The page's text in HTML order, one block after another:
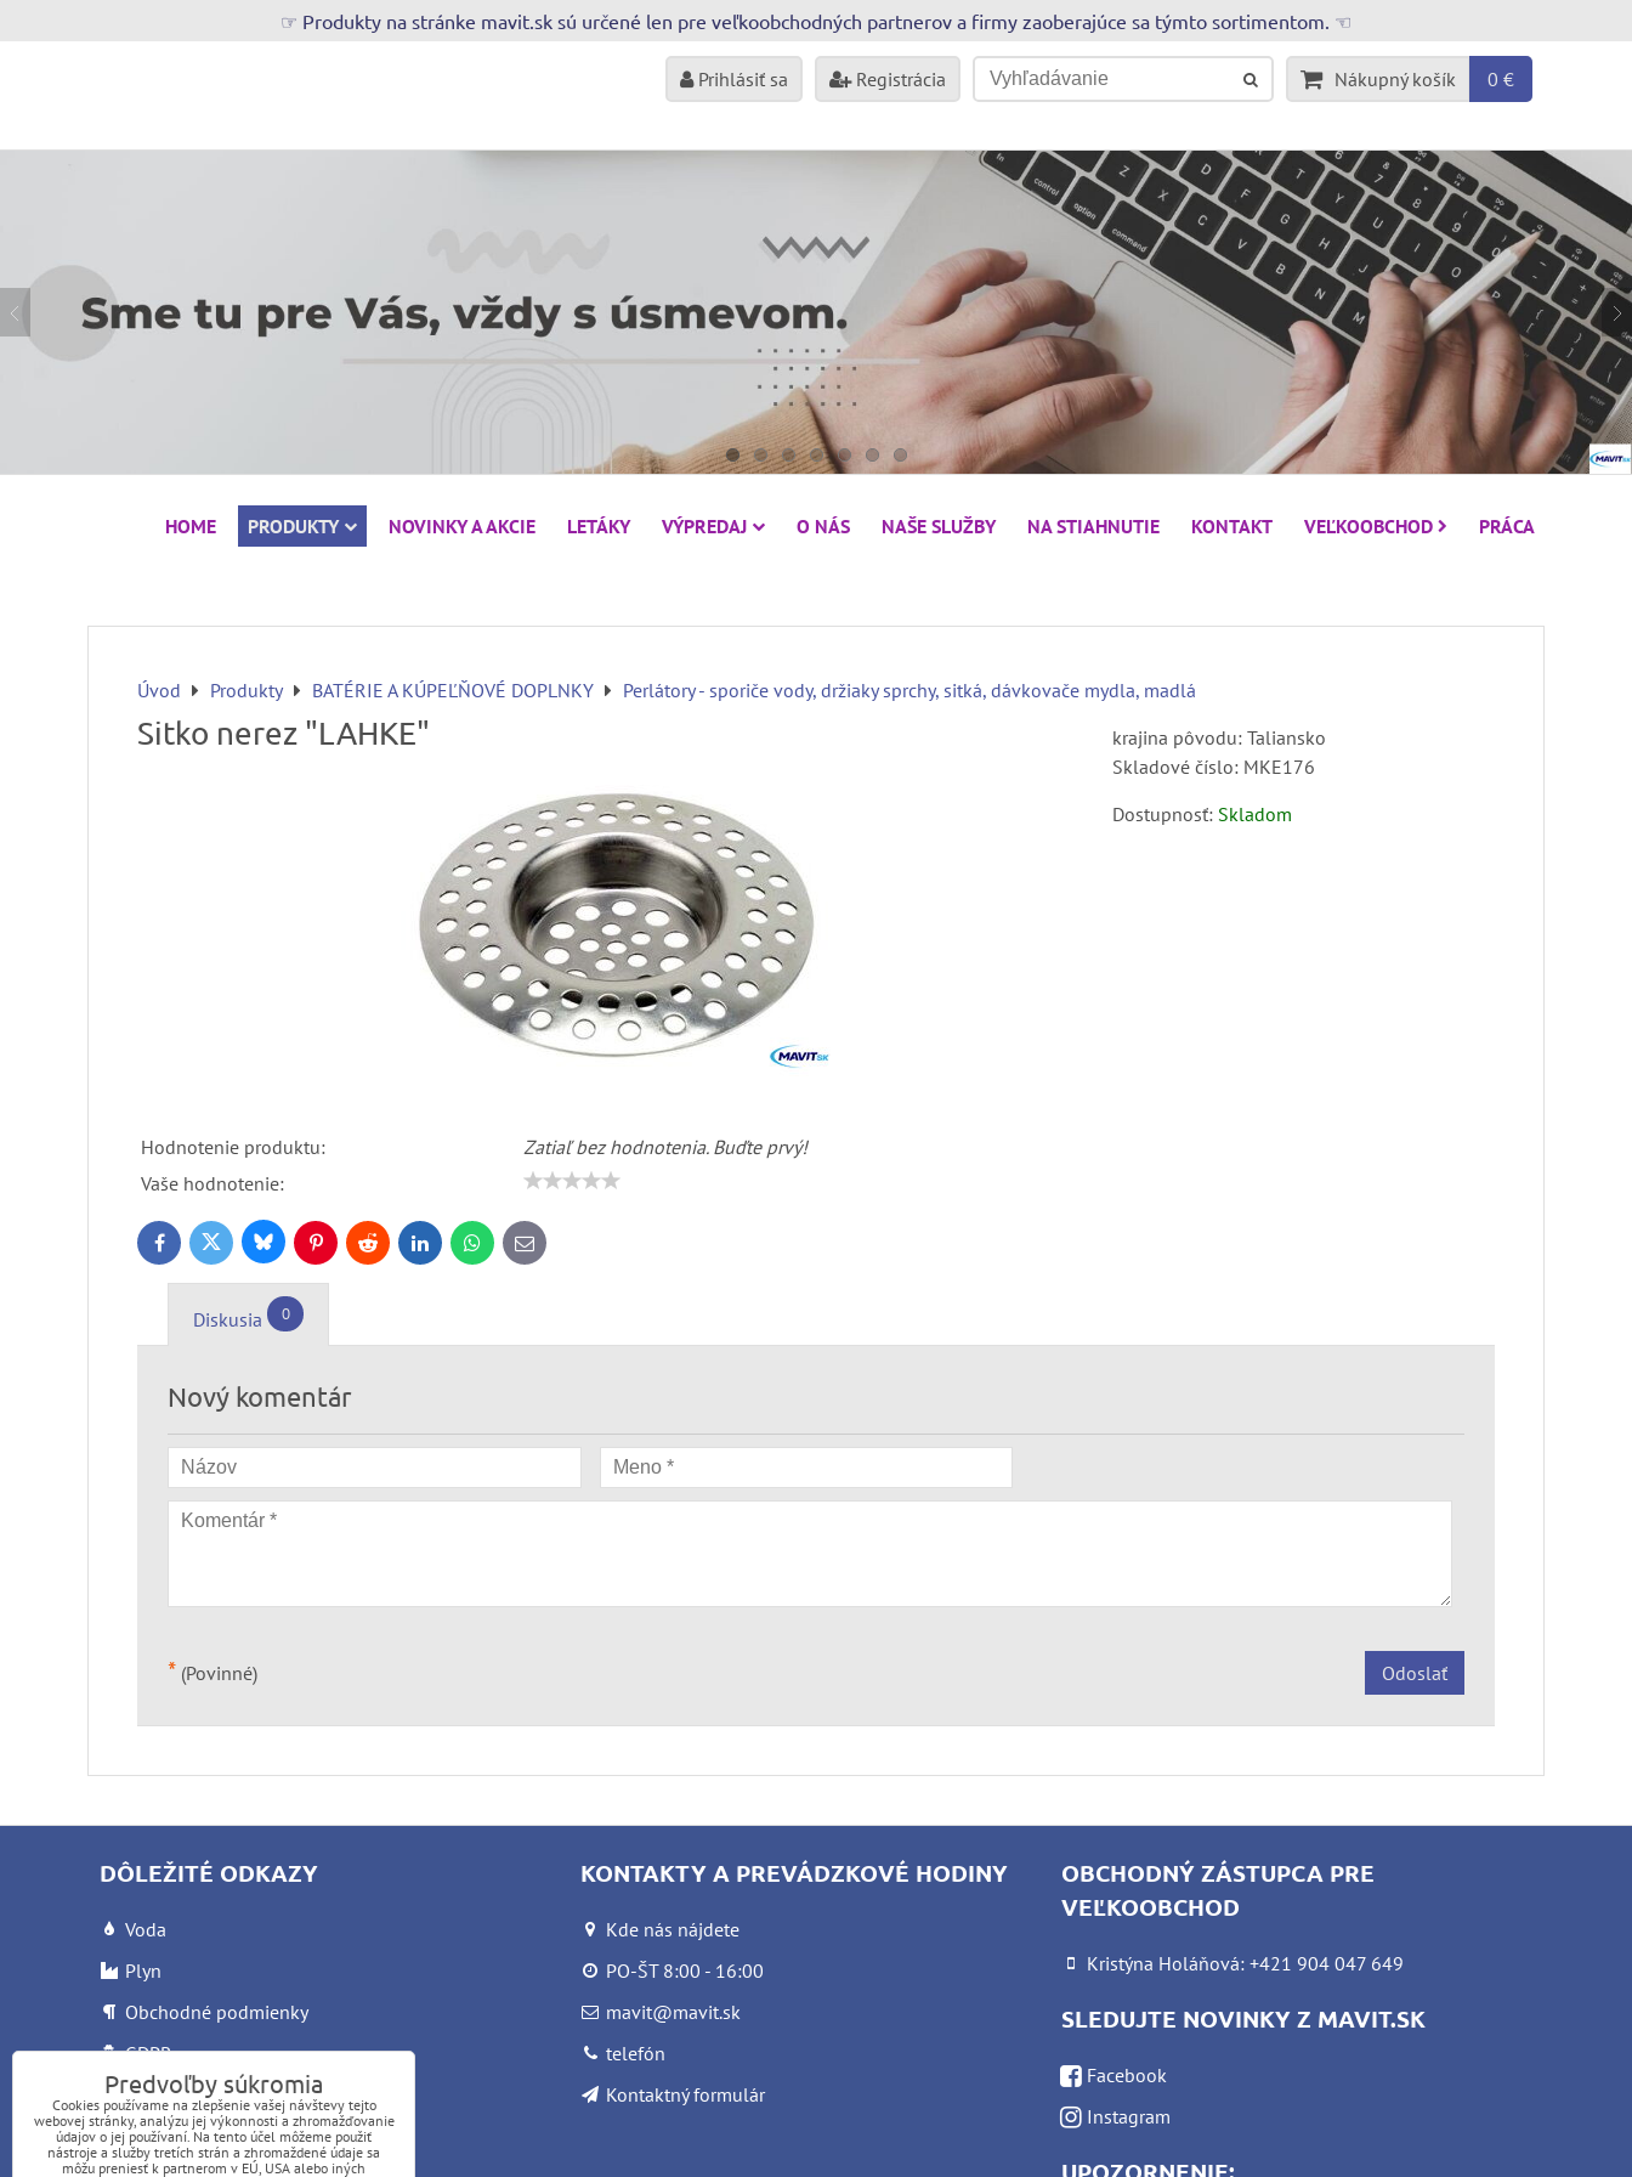
☞ Produkty na stránke mavit.sk sú určené len pre veľkoobchodných partnerov a firmy zaoberajúce sa týmto sortimentom. ☜
Prihlásiť sa Registrácia Nákupný košík 0 €
HOME PRODUKTY NOVINKY A AKCIE LETÁKY VÝPREDAJ O NÁS NAŠE SLUŽBY NA STIAHNUTIE KONTAKT VEĽKOOBCHOD PRÁCA
Úvod Produkty BATÉRIE A KÚPEĽŇOVÉ DOPLNKY Perlátory - sporiče vody, držiaky sprchy, sitká, dávkovače mydla, madlá
Sitko nerez "LAHKE"
Hodnotenie produktu:
Zatiaľ bez hodnotenia. Buďte prvý!
Vaše hodnotenie:
krajina pôvodu: Taliansko
Skladové číslo: MKE176
Dostupnosť: Skladom
FacebookTwitter BlueskyPinterestReddit LinkedInWhatsApp
E-
mail
Diskusia 0
Nový komentár
* (Povinné) Odoslať
DÔLEŽITÉ ODKAZY
Voda
Plyn
Obchodné podmienky
GDPR
Reklamačný list
Letáky
KONTAKTY A PREVÁDZKOVÉ HODINY
Kde nás nájdete
PO-ŠT 8:00 - 16:00
mavit@mavit.sk
telefón
Kontaktný formulár
OBCHODNÝ ZÁSTUPCA PRE
VEĽKOOBCHOD
Kristýna Holáňová: +421 904 047 649
SLEDUJTE NOVINKY Z MAVIT.SK
Facebook
Instagram
Predvoľby súkromia
Cookies používame na zlepšenie vašej návštevy tejto
webovej stránky, analýzu jej výkonnosti a zhromažďovanie
údajov o jej používaní. Na tento účel môžeme použiť
nástroje a služby tretích strán a zhromaždené údaje sa
môžu preniesť k partnerom v EÚ, USA alebo iných